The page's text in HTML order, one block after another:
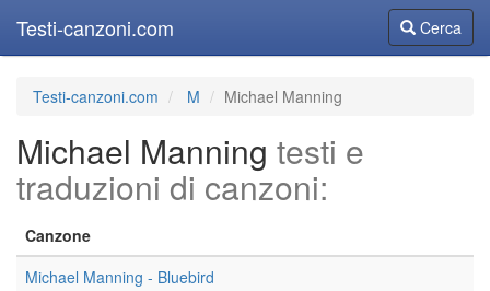
CercaCerca
Testi-canzoni.com
Testi-canzoni.com M Michael Manning
Michael Manning testi e
traduzioni di canzoni:
Canzone
Michael Manning - Bluebird